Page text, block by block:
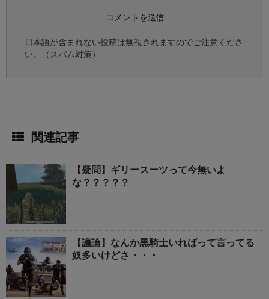
日本語が含まれない投稿は無視されますのでご注意くださ
い。（スパム対策）
関連記事
【疑問】ギリースーツって今無いよ
な？？？？？
【議論】なんか黒騎士いればって言ってる
奴多いけどさ・・・